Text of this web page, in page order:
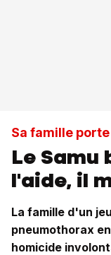
Sa famille
Le Samu
l'aide, il
La famille d'un
pneumothorax
homicide